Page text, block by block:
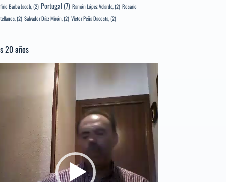
Barba Jacob,(2) Portugal (7) Ramón López Velarde,(2) Rosario
(2) Salvador Díaz Mirón,(2) Víctor Peña Dacosta,(2)
20 años